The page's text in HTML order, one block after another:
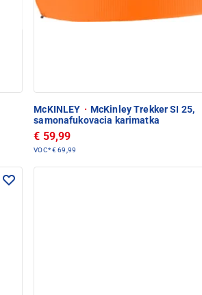
McKINLEY · McKinley Trekker SI 25,
samonafukovacia karimatka
€ 59,99
VOC*€ 69,99